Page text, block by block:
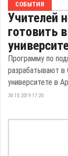
СОБЫТИЯ
Учителей
готовить
Программу по
разрабатывают
университете в
30.10.2019 17:20